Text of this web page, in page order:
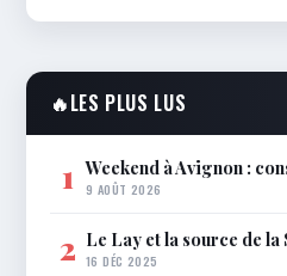
🔥LES PLUS LUS
1 Weekend à Avignon :
9 AOÛT 2026
2 Le Lay et la source de la
16 DÉC 2025